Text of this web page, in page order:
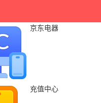
京东电器
充值中心